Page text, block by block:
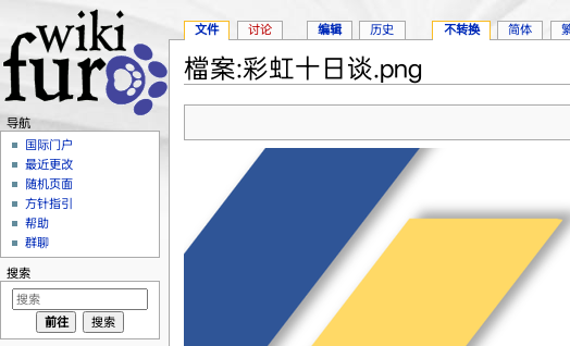
檔案:彩虹十日谈.png
文件 讨论 编辑 历史 不转换 简体
导航
国际门户
最近更改
随机页面
方针指引
帮助
群聊
搜索